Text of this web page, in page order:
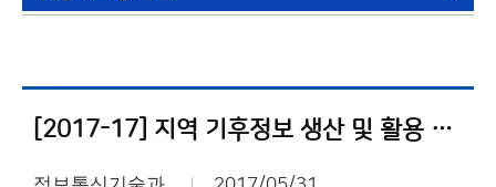
[2017-17] 지역 기후정보 생산 및 활용 사업내역서